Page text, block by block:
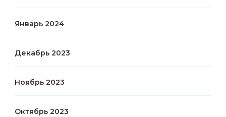
Январь 2024
Декабрь 2023
Ноябрь 2023
Октябрь 2023